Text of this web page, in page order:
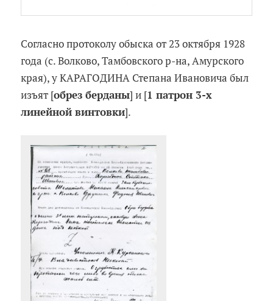
Согласно протоколу обыска от 23 октября 1928
года (с. Волково, Тамбовского р-на, Амурского
края), у КАРАГОДИНА Степана Ивановича был
изъят [обрез берданы] и [1 патрон 3-х
линейной винтовки].